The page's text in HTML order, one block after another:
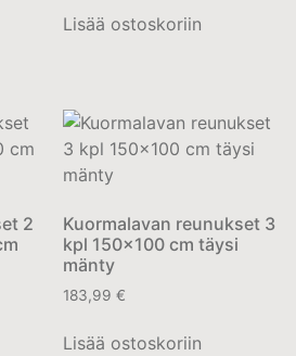
Lisää ostoskoriin
2
Kuormalavan reunukset 3
kpl 150×100 cm täysi
mänty
183,99 €
Lisää ostoskoriin